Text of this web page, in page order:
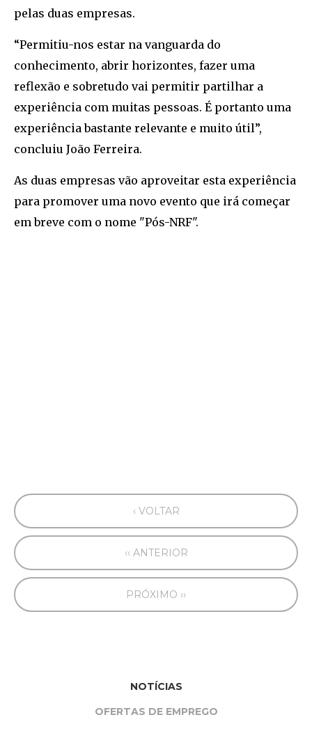
pelas duas empresas.
“Permitiu-nos estar na vanguarda do
conhecimento, abrir horizontes, fazer uma
reflexão e sobretudo vai permitir partilhar a
experiência com muitas pessoas. É portanto uma
experiência bastante relevante e muito útil”,
concluiu João Ferreira.
As duas empresas vão aproveitar esta experiência
para promover uma novo evento que irá começar
em breve com o nome "Pós-NRF".
‹ VOLTAR
‹‹ ANTERIOR
PRÓXIMO ››
NOTÍCIAS
OFERTAS DE EMPREGO